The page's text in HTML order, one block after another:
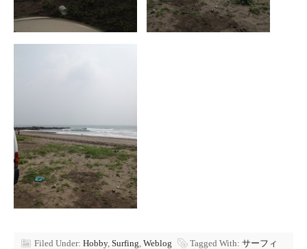
Filed Under: Hobby, Surfing, Weblog Tagged With: サーフィ